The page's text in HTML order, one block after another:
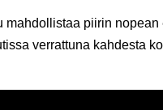
piirin
verrattuna kahdesta